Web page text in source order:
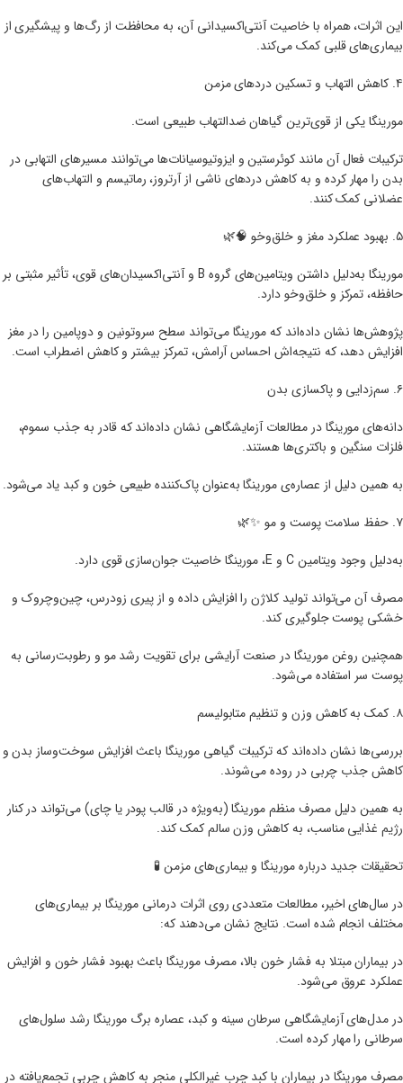
این اثرات، همراه با خاصیت آنتی‌اکسیدانی آن، به محافظت از رگ‌ها و پیشگیری از
بیماری‌های قلبی کمک می‌کند.
۴. کاهش التهاب و تسکین دردهای مزمن
مورینگا یکی از قوی‌ترین گیاهان ضدالتهاب طبیعی است.
ترکیبات فعال آن مانند کوئرستین و ایزو‌تیوسیانات‌ها می‌توانند مسیرهای التهابی در
بدن را مهار کرده و به کاهش دردهای ناشی از آرتروز، رماتیسم و التهاب‌های
عضلانی کمک کنند.
۵. بهبود عملکرد مغز و خلق‌و‌خو 🧠🌿
مورینگا به‌دلیل داشتن ویتامین‌های گروه B و آنتی‌اکسیدان‌های قوی، تأثیر مثبتی بر
حافظه، تمرکز و خلق‌و‌خو دارد.
پژوهش‌ها نشان داده‌اند که مورینگا می‌تواند سطح سروتونین و دوپامین را در مغز
افزایش دهد، که نتیجه‌اش احساس آرامش، تمرکز بیشتر و کاهش اضطراب است.
۶. سم‌زدایی و پاکسازی بدن
دانه‌های مورینگا در مطالعات آزمایشگاهی نشان داده‌اند که قادر به جذب سموم،
فلزات سنگین و باکتری‌ها هستند.
به همین دلیل از عصاره‌ی مورینگا به‌عنوان پاک‌کننده طبیعی خون و کبد یاد می‌شود.
۷. حفظ سلامت پوست و مو ✨🌿
به‌دلیل وجود ویتامین C و E، مورینگا خاصیت جوان‌سازی قوی دارد.
مصرف آن می‌تواند تولید کلاژن را افزایش داده و از پیری زودرس، چین‌وچروک و
خشکی پوست جلوگیری کند.
همچنین روغن مورینگا در صنعت آرایشی برای تقویت رشد مو و رطوبت‌رسانی به
پوست سر استفاده می‌شود.
۸. کمک به کاهش وزن و تنظیم متابولیسم
بررسی‌ها نشان داده‌اند که ترکیبات گیاهی مورینگا باعث افزایش سوخت‌وساز بدن و
کاهش جذب چربی در روده می‌شوند.
به همین دلیل مصرف منظم مورینگا (به‌ویژه در قالب پودر یا چای) می‌تواند در کنار
رژیم غذایی مناسب، به کاهش وزن سالم کمک کند.
تحقیقات جدید درباره مورینگا و بیماری‌های مزمن 🧪
در سال‌های اخیر، مطالعات متعددی روی اثرات درمانی مورینگا بر بیماری‌های
مختلف انجام شده است. نتایج نشان می‌دهند که:
در بیماران مبتلا به فشار خون بالا، مصرف مورینگا باعث بهبود فشار خون و افزایش
عملکرد عروق می‌شود.
در مدل‌های آزمایشگاهی سرطان سینه و کبد، عصاره برگ مورینگا رشد سلول‌های
سرطانی را مهار کرده است.
مصرف مورینگا در بیماران با کبد چرب غیرالکلی منجر به کاهش چربی تجمع‌یافته در